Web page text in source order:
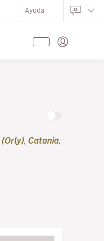
Ayuda
(Orly) Catania